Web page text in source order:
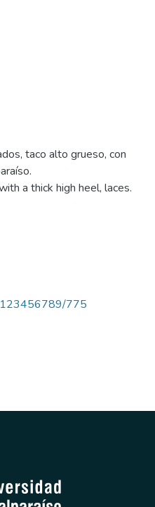
taco alto grueso, con
a thick high heel, laces.
123456789/775